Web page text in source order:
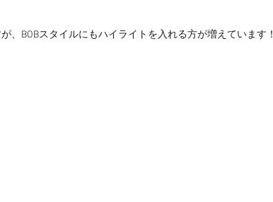
、BOBスタイルにもハイライトを入れる方が増えています！